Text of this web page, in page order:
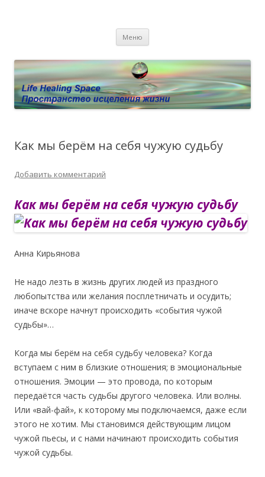
Личный сайт Елены Барымовой
исцелении воспоминанием и ренкарнационике. Услуги.
Меню
Как мы берём на себя чужую судьбу
Добавить комментарий
Как мы берём на себя чужую судьбу
Анна Кирьянова
Не надо лезть в жизнь других людей из праздного
любопытства или желания посплетничать и осудить;
иначе вскоре начнут происходить «события чужой
судьбы»…
Когда мы берём на себя судьбу человека? Когда
вступаем с ним в близкие отношения; в эмоциональные
отношения. Эмоции — это провода, по которым
передаётся часть судьбы другого человека. Или волны.
Или «вай-фай», к которому мы подключаемся, даже если
этого не хотим. Мы становимся действующим лицом
чужой пьесы, и с нами начинают происходить события
чужой судьбы.